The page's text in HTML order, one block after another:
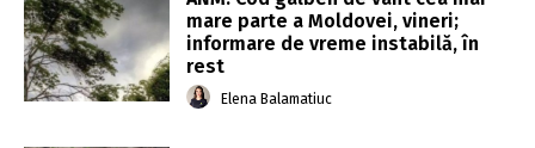
mare parte a Moldovei, vineri;
informare de vreme instabilă, în
rest
Elena Balamatiuc